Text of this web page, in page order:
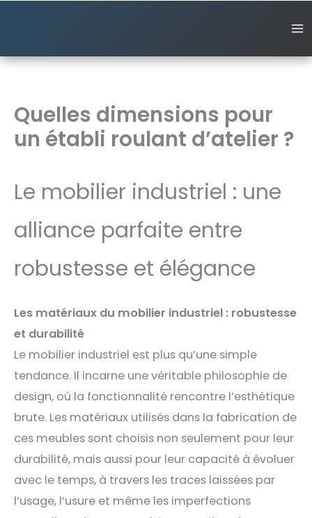
Quelles dimensions pour
un établi roulant d’atelier ?
Le mobilier industriel : une
alliance parfaite entre
robustesse et élégance
Les matériaux du mobilier industriel : robustesse
et durabilité
Le mobilier industriel est plus qu’une simple
tendance. Il incarne une véritable philosophie de
design, où la fonctionnalité rencontre l’esthétique
brute. Les matériaux utilisés dans la fabrication de
ces meubles sont choisis non seulement pour leur
durabilité, mais aussi pour leur capacité à évoluer
avec le temps, à travers les traces laissées par
l’usage, l’usure et même les imperfections